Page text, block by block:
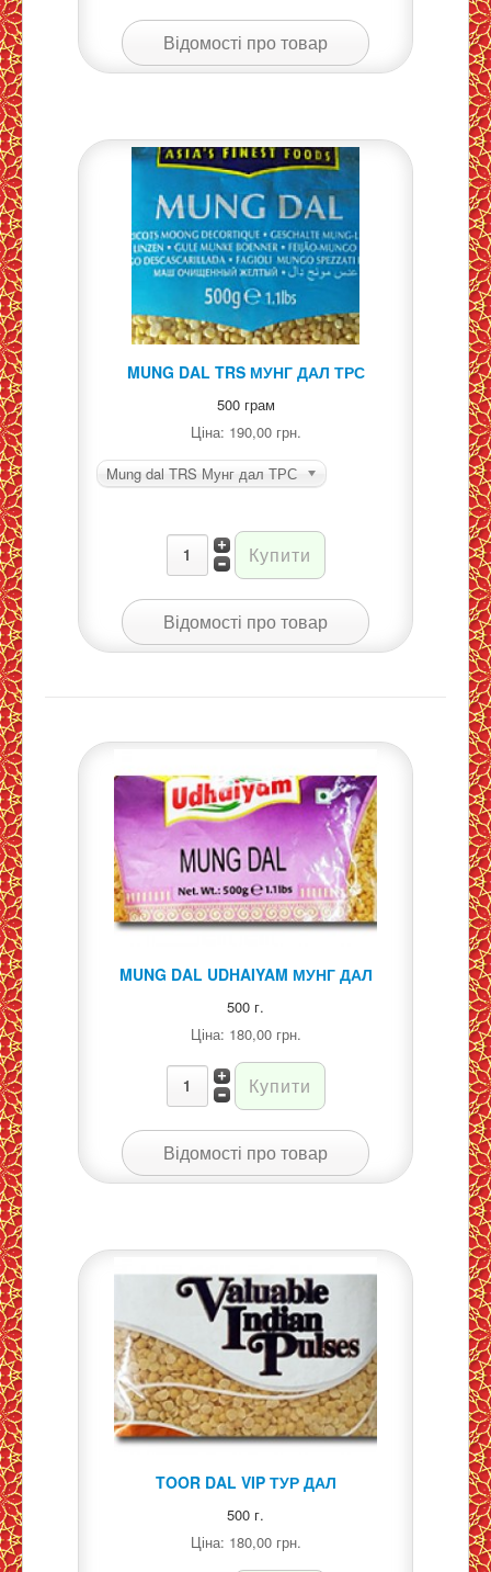
Відомості про товар
MUNG DAL TRS МУНГ ДАЛ ТРС
500 грам
Ціна: 190,00 грн.
Mung dal TRS Мунг дал ТРС
Відомості про товар
MUNG DAL UDHAIYAM МУНГ ДАЛ
500 г.
Ціна: 180,00 грн.
Відомості про товар
TOOR DAL VIP ТУР ДАЛ
500 г.
Ціна: 180,00 грн.